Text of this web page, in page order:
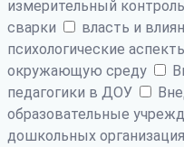
измерительный
сварки
власть и
психологические
окружающую среду
педагогики в ДОУ
образовательные
дошкольных